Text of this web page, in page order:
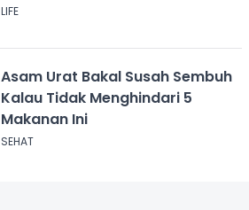
LIFE
Asam Urat Bakal Susah Sembuh
Kalau Tidak Menghindari 5
Makanan Ini
SEHAT